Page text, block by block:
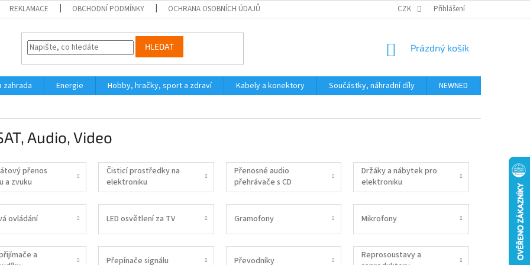
REKLAMACE OBCHODNÍ PODMÍNKY OCHRANA OSOBNÍCH ÚDAJŮ CZK Přihlášení
HLEDAT
NÁKUPNÍ
Prázdný košík
zahrada Energie Hobby, hračky, sport a zdraví Kabely a konektory Součástky, náhradní díly NEWNED
Audio, Video
přenos
a zvuku
Čisticí prostředky na
elektroniku
Přenosné audio
přehrávače s CD
Držáky a nábytek pro
elektroniku
ovládání LED osvětlení za TV Gramofony Mikrofony
a
Přepínače signálu Převodníky
Reprosoustavy a